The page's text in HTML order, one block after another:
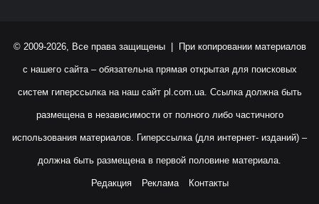
© 2009-2026, Все права защищены | При копировании материалов
с нашего сайта – обязательна прямая открытая для поисковых
систем гиперссылка на наш сайт pl.com.ua. Ссылка должна быть
размещена в независимости от полного либо частичного
использования материалов. Гиперссылка (для интернет- изданий) –
должна быть размещена в первой половине материала.
Редакция Реклама Контакты